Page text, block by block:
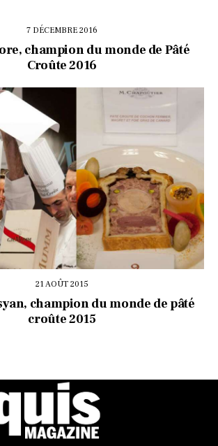
7 DÉCEMBRE 2016
champion du monde de Pâté
Croûte 2016
21 AOÛT 2015
champion du monde de pâté
croûte 2015